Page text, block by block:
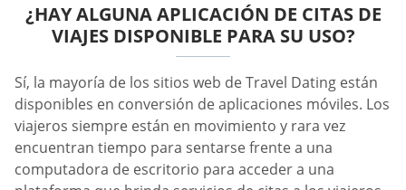
¿HAY ALGUNA APLICACIÓN DE CITAS DE
VIAJES DISPONIBLE PARA SU USO?
Sí, la mayoría de los sitios web de Travel Dating están
disponibles en conversión de aplicaciones móviles. Los
viajeros siempre están en movimiento y rara vez
encuentran tiempo para sentarse frente a una
computadora de escritorio para acceder a una